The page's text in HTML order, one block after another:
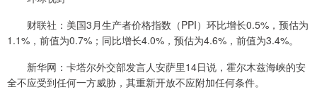
财联社：美国3月生产者价格指数（PPI）环比增长0.5%，预估为
1.1%，前值为0.7%；同比增长4.0%，预估为4.6%，前值为3.4%。
新华网：卡塔尔外交部发言人安萨里14日说，霍尔木兹海峡的安
全不应受到任何一方威胁，其重新开放不应附加任何条件。